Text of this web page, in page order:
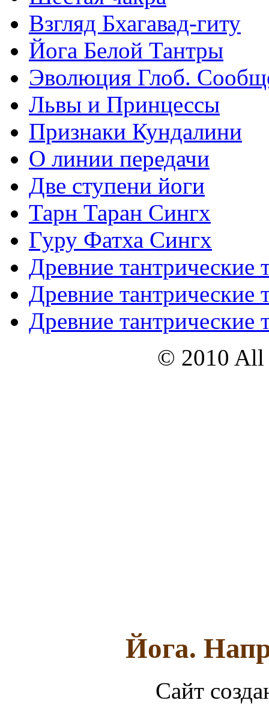
Взгляд Бхагавад-гиту
Йога Белой Тантры
Эволюция Глоб.
Львы и Принцессы
Признаки Кундалини
О линии передачи
Две ступени йоги
Тарн Таран Сингх
Гуру Фатха Сингх
Древние тантрические
Древние тантрические
Древние тантрические
© 2010 All
Йога.
Сайт